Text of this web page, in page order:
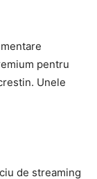
pentru
Unele
de streaming